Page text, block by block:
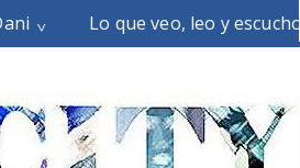
Lo que veo, leo y escucho